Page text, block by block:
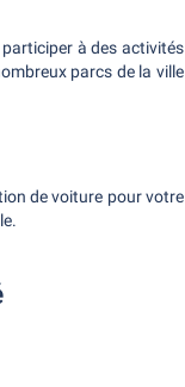
à des activités
parcs de la ville
de voiture pour votre